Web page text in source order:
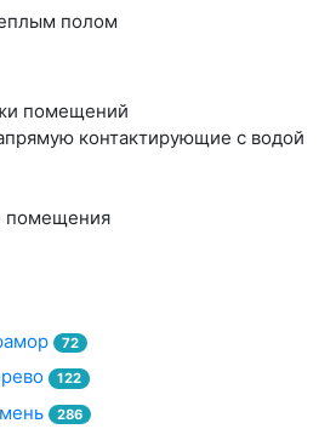
полом
помещений
контактирующие с водой
72
122
286